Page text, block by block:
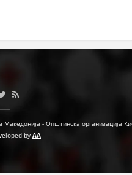
МАТЕРИЈАЛИ
- Општинска организација
by AA